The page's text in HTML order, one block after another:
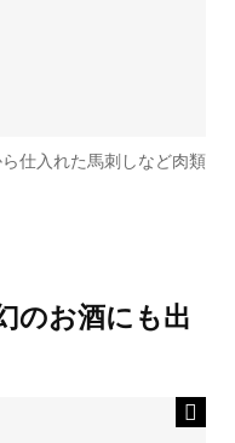
仕入れた馬刺しなど肉類
のお酒にも出